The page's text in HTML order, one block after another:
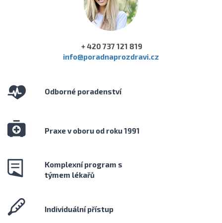
+ 420 737 121 819
info@poradnaprozdravi.cz
Odborné poradenství
Praxe v oboru od roku 1991
Komplexní program s
týmem lékařů
Individuální přístup